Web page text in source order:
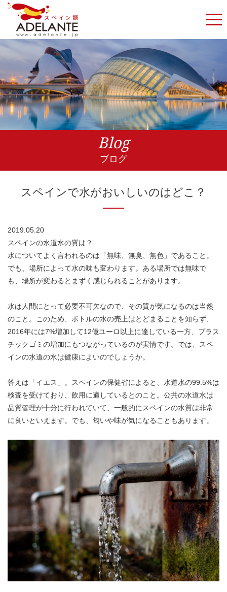
Blog
ブログ
スペインで水がおいしいのはどこ？
2019.05.20
スペインの水道水の質は？
水についてよく言われるのは「無味、無臭、無色」であること。
でも、場所によって水の味も変わります。ある場所では無味で
も、場所が変わるとまずく感じられることがあります。
水は人間にとって必要不可欠なので、その質が気になるのは当然
のこと。このため、ボトルの水の売上はとどまることを知らず、
2016年には7%増加して12億ユーロ以上に達している一方、プラス
チックゴミの増加にもつながっているのが実情です。では、スペ
インの水道の水は健康によいのでしょうか。
答えは「イエス」。スペインの保健省によると、水道水の99.5%は
検査を受けており、飲用に適しているとのこと。公共の水道水は
品質管理が十分に行われていて、一般的にスペインの水質は非常
に良いといえます。でも、匂いや味が気になることもあります。